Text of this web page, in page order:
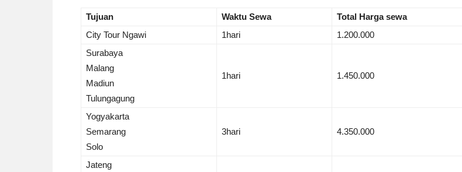
Tujuan Waktu Sewa
Total Harga sewa
City Tour Ngawi
1hari
1.200.000
Surabaya
Malang
Madiun
Tulungagung
1hari 1.450.000
Yogyakarta
Semarang
Solo
3hari 4.350.000
Jateng